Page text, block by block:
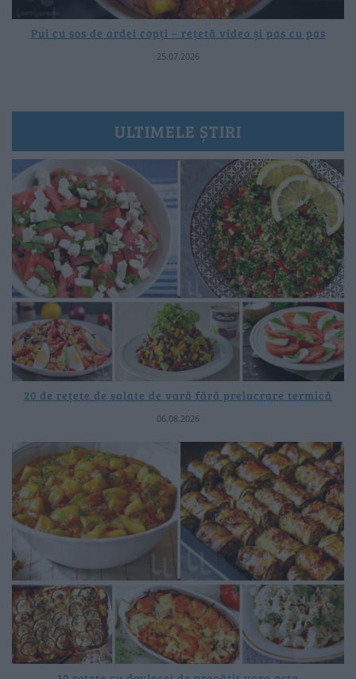
Pui cu sos de ardei copți – rețetă video și pas cu pas
25.07.2026
ULTIMELE ȘTIRI
20 de rețete de salate de vară fără prelucrare termică
06.08.2026